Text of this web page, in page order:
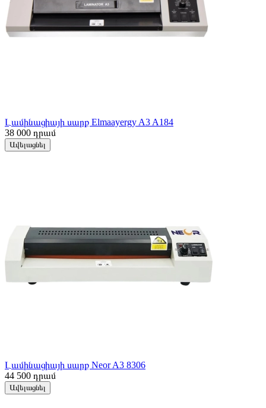
Լամինացիայի սարք Elmaayergy A3 A184
38 000 դրամ
Ավելացնել
Լամինացիայի սարք Neor A3 8306
44 500 դրամ
Ավելացնել